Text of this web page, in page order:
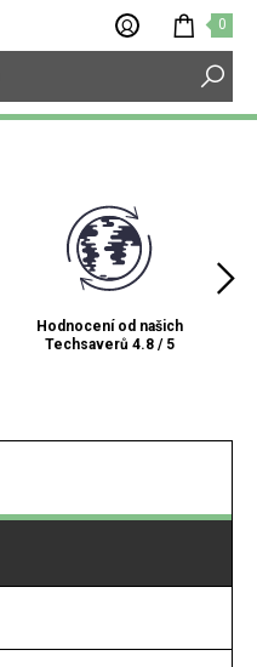
0
Hodnocení od našich
Techsaverů 4.8 / 5